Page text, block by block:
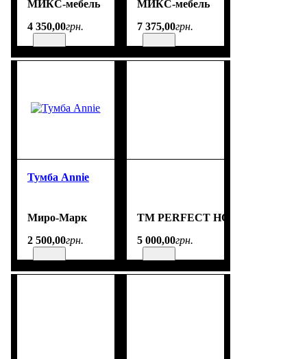
МИКС-мебель
4 350,00грн.
МИКС-мебель
7 375,00грн.
Тумба Annie
Миро-Марк
2 500,00грн.
TM PERFECT HOME
5 000,00грн.